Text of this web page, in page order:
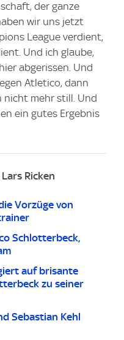
der ganze
wir uns jetzt
League verdient,
Und ich glaube,
abgerissen. Und
Atletico, dann
nicht mehr still. Und
ein gutes Ergebnis
Ricken
Vorzüge von
Schlotterbeck,
auf brisante
zu seiner
Sebastian Kehl